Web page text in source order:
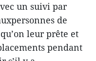
un suivi par
de
leur prête et
pendant